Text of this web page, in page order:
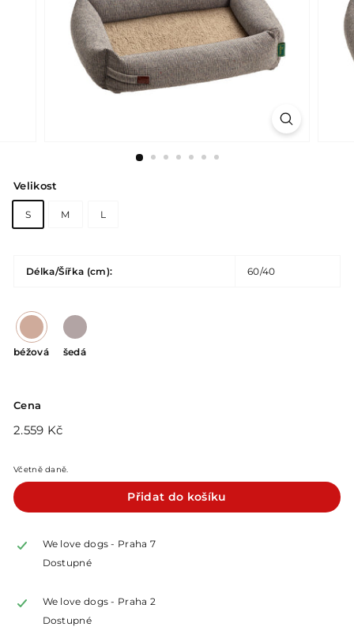
Velikost
S M L
Délka/Šířka (cm): 60/40
béžová šedá
Cena
Běžná
Zlevněná
2.559 Kč2.559
Včetně daně.
Přidat do košíku
We love dogs - Praha 7
Dostupné
We love dogs - Praha 2
Dostupné